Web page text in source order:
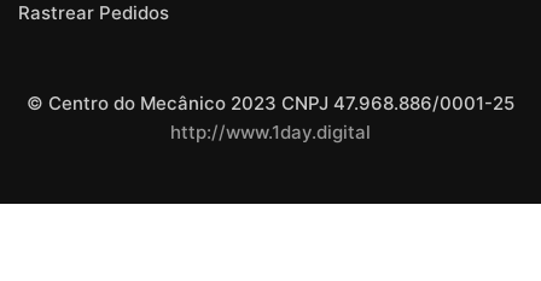
Rastrear Pedidos
© Centro do Mecânico 2023 CNPJ 47.968.886/0001-25
http://www.1day.digital